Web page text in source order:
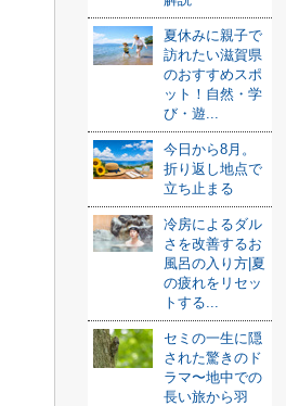
夏休みに親子で
訪れたい滋賀県
のおすすめスポ
ット！自然・学
び・遊...
今日から8月。
折り返し地点で
立ち止まる
冷房によるダル
さを改善するお
風呂の入り方|夏
の疲れをリセッ
トする...
セミの一生に隠
された驚きのド
ラマ〜地中での
長い旅から羽